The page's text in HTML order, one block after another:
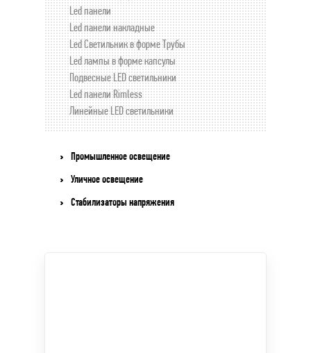
Led панели
Led панели накладные
Led Светильник в форме Трубы
Led лампы в форме капсулы
Подвесные LED светильники
Led панели Rimless
Линейные LED светильники
Промышленное освещение
Уличное освещение
Стабилизаторы напряжения